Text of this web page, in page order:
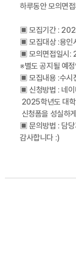
하루동안 모의면
▣ 모집기간 :
▣ 모집대상 :용인
▣ 모의면접일시
※별도 공지될 예
▣ 모집내용 :수
▣ 신청방법 : 네
2025학년도 대
신청폼을 성실하
▣ 문의방법 : 담
감사합니다 :)